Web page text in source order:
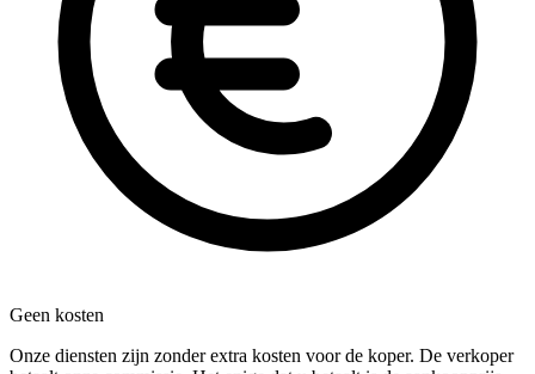
Geen kosten
Onze diensten zijn zonder extra kosten voor de koper. De verkoper